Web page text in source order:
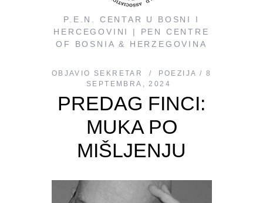
P.E.N. CENTAR U BOSNI I
HERCEGOVINI | PEN CENTRE
OF BOSNIA & HERZEGOVINA
OBJAVIO SEKRETAR POEZIJA
8
SEPTEMBRA, 2024
PREDAG FINCI:
MUKA PO
MIŠLJENJU